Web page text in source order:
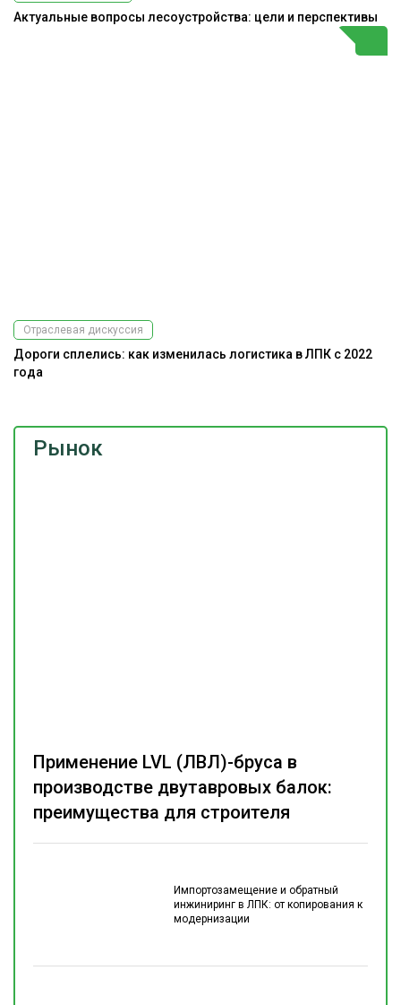
Рынок
Импортозамещение и обратный
инжиниринг в ЛПК: от копирования к
модернизации
Применение LVL (ЛВЛ)-бруса в
производстве двутавровых балок:
преимущества для строителя
Актуальные вопросы лесоустройства: цели и перспективы
Отраслевая дискуссия
Дороги сплелись: как изменилась логистика в ЛПК с 2022
года